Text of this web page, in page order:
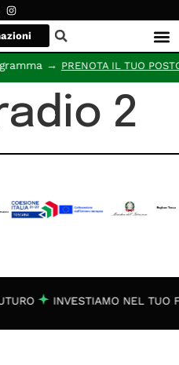
→ PRENOTA IL TUO POSTO
2
INVESTIAMO NEL TUO